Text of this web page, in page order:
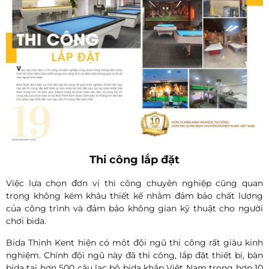
Thi công lắp đặt
Việc lựa chọn đơn vị thi công chuyên nghiệp cũng quan
trọng không kém khâu thiết kế nhằm đảm bảo chất lượng
của công trình và đảm bảo không gian kỹ thuật cho người
chơi bida.
Bida Thịnh Kent hiện có một đội ngũ thi công rất giàu kinh
nghiệm. Chính đội ngũ này đã thi công, lắp đặt thiết bị, bàn